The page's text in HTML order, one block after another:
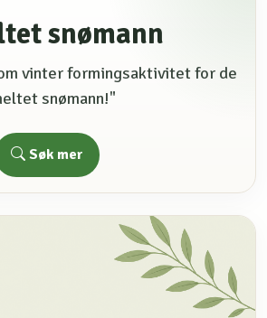
snømann
vinter formingsaktivitet for de
snømann!"
Søk mer